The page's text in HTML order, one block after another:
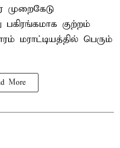
முறைகேடு
பகிரங்கமாக குற்றம்
மராட்டியத்தில் பெரும்
More